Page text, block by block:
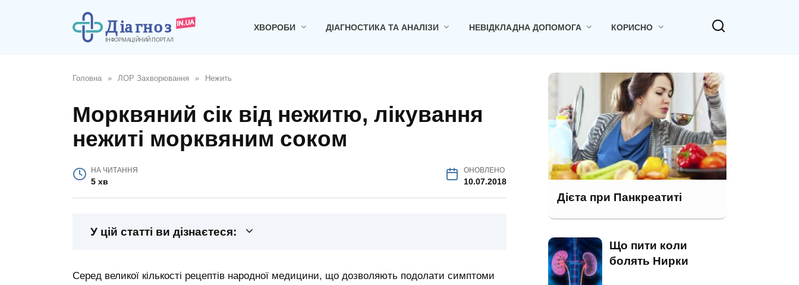
ХВОРОБИ ДІАГНОСТИКА ТА АНАЛІЗИ НЕВІДКЛАДНА ДОПОМОГА КОРИСНО
Головна » ЛОР Захворювання » Нежить
Морквяний сік від нежитю, лікування
нежиті морквяним соком
НА ЧИТАННЯ
5 хв
ОНОВЛЕНО
10.07.2018
У цій статті ви дізнаєтеся:
Серед великої кількості рецептів народної медицини, що дозволяють подолати симптоми
Дієта при Панкреатиті
Що пити коли
болять Нирки